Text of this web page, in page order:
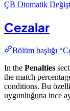
ÇB Otomatik
Cezalar
Bölüm başlığı
In the Penalties
the match
conditions. Bu
uygunluğuna ince